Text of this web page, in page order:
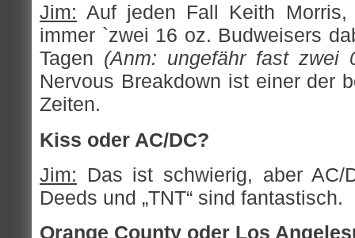
Jim: Auf jeden Fall Keith
immer `zwei 16 oz. Budweisers
Tagen (Anm: ungefähr fast
Nervous Breakdown ist einer der
Zeiten.
Kiss oder AC/DC?
Jim: Das ist schwierig, aber AC/
Deeds und „TNT“ sind fantastisch.
Orange County oder Los